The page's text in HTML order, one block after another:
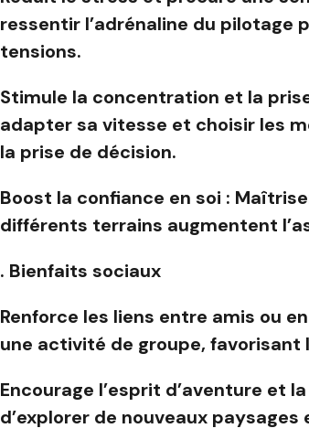
ressentir l’adrénaline du pilotage
tensions.
Stimule la concentration et la
adapter sa vitesse et choisir les
la prise de décision.
Boost la confiance en soi :
différents terrains augmentent
. Bienfaits sociaux
Renforce les liens entre amis ou
une activité de groupe,
Encourage l’esprit d’aventure et
d’explorer de nouveaux